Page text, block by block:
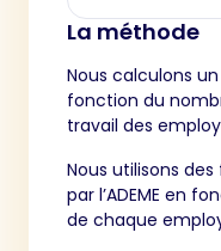
La méthode
Nous calculons
fonction du
travail des
Nous utilisons
par l’ADEME en
de chaque